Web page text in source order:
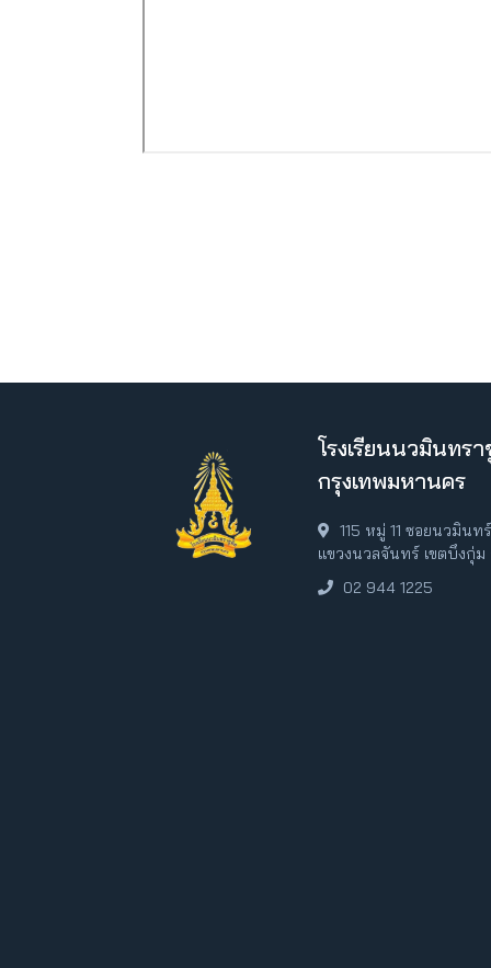
โรงเรียนนวมินทร
กรุงเทพมหานคร
115 หมู่ 11 ซอยนวมิน
แขวงนวลจันทร์ เขตบึงกุ่
02 944 1225